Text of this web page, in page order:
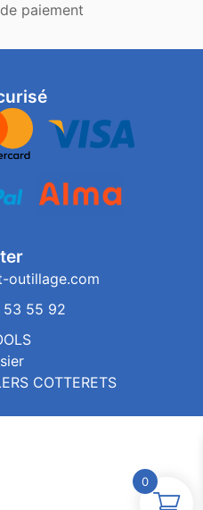
paiement
outillage.com
55 92
COTTERETS
0